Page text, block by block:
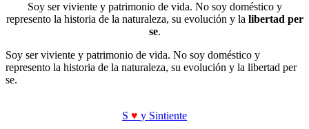
Soy ser viviente y patrimonio de vida. No soy doméstico y
represento la historia de la naturaleza, su evolución y la libertad per
se.
Soy ser viviente y patrimonio de vida. No soy doméstico y
represento la historia de la naturaleza, su evolución y la libertad per
se.
S ♥ y Sintiente